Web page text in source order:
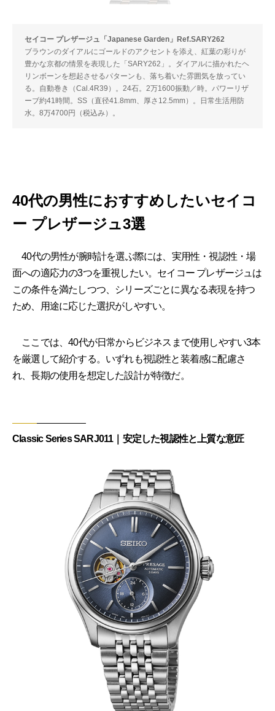
セイコー プレザージュ「Japanese Garden」Ref.SARY262
ブラウンのダイアルにゴールドのアクセントを添え、紅葉の彩りが
豊かな京都の情景を表現した「SARY262」。ダイアルに描かれたヘ
リンボーンを想起させるパターンも、落ち着いた雰囲気を放ってい
る。自動巻き（Cal.4R39）。24石。2万1600振動／時。パワーリザ
ーブ約41時間。SS（直径41.8mm、厚さ12.5mm）。日常生活用防
水。8万4700円（税込み）。
40代の男性におすすめしたいセイコ
ー プレザージュ3選
40代の男性が腕時計を選ぶ際には、実用性・視認性・場
面への適応力の3つを重視したい。セイコー プレザージュは
この条件を満たしつつ、シリーズごとに異なる表現を持つ
ため、用途に応じた選択がしやすい。
ここでは、40代が日常からビジネスまで使用しやすい3本
を厳選して紹介する。いずれも視認性と装着感に配慮さ
れ、長期の使用を想定した設計が特徴だ。
Classic Series SARJ011｜安定した視認性と上質な意匠